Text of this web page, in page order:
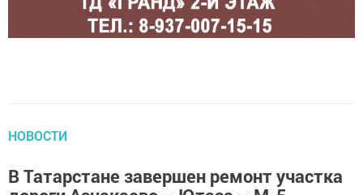
НОВОСТИ
В Татарстане завершен ремонт участка